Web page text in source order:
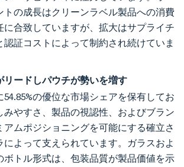
トの成長はクリーンラベル製品への消費
に合致していますが、拡大はサプライチ
認証コストによって制約され続けていま
リードしパウチが勢いを増す
54.85%の優位な市場シェアを保有してお
みやすさ、製品の視認性、およびブラン
アムポジショニングを可能にする確立さ
によって支えられています。ガラスおよ
ボトル形式は、包装品質が製品価値を示